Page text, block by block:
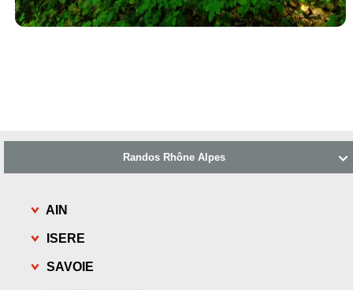

Randos Rhône Alpes
AIN
ISERE
SAVOIE